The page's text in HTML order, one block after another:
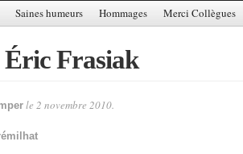
Saines humeurs Hommages Merci Collègues
Frasiak
le 2 novembre 2010.